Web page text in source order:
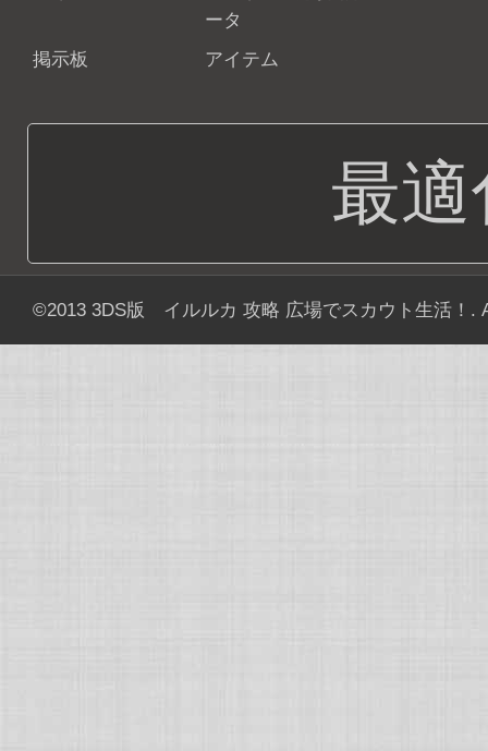
ータ
掲示板
アイテム
最
©2013 3DS版 イルルカ 攻略 広場でスカウト生活！ .